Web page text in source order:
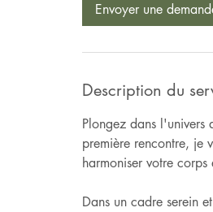
i
Envoyer une
Description du
Plongez dans l'univers
première rencontre, je
harmoniser votre corps
Dans un cadre serein